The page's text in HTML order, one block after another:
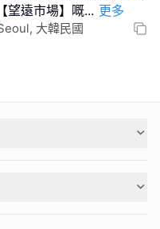
望遠市場】嘅... 更多
大韓民國